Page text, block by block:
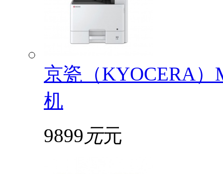
京瓷（KYOCERA）
机
9899 元元